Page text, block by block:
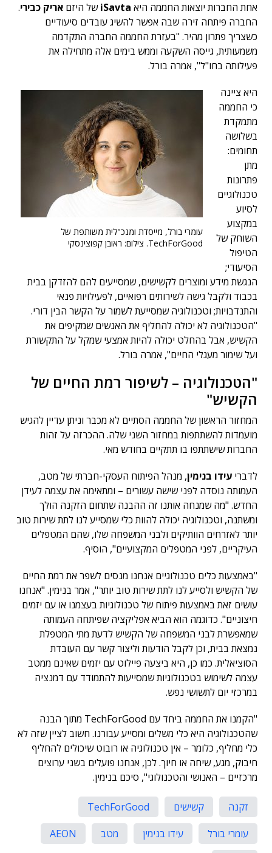
אחת החברות יוצאות החממה היא iSavtaשל היזם אריק כבירי.
החברה פיתחה זירה שבה אפשר להשיג עובדים סיעודיים
כשצריך פתרון מהיר. "בעזרת החממה החברה התקדמה
משמעותית, גייסה השקעה וממש בימים אלה מתחילה את
פעילותה בחו"ל", אמרה בורל.
עומרי בורל, מייסדת ומנכ"לית משותפת של
TechForGood. צילום: ראובן קפוצינסקי
היא ציינה
כי החממה
מתמקדת
בשלושה
תחומים:
מתן
פתרונות
טכנולוגיים
לסיוע
במקצוע
השוחק של
הטיפול
הסיעודי;
הנגשת מידע ומוצרים לקשישים, שמסייעים להם להזדקן בבית
בכבוד ולקבל גישה לשירותים רפואיים, לפעילויות פנאי
והתנדבויות; וטכנולוגיה שמסייעת לשמור על הקשר הבין דורי.
"הטכנולוגיה לא יכולה להחליף את האנשים שמקיפים את
הקשיש, אבל בהחלט יכולה להיות אמצעי שמקל על התקשורת
ועל שימור מעגלי החיים", אמרה בורל.
"הטכנולוגיה – לשיפור רמת החיים של
הקשיש"
המחזור הראשון של החממה הסתיים לא מכבר וניתן עדיין להגיש
מועמדות להשתתפות במחזור השני שלה. ההכרזה על זהות
החברות שישתתפו בו תתקיים בחודש מאי.
לדברי עידו בנימין, מנהל הפיתוח העסקי-חברתי של מטב,
העמותה נוסדה לפני שישה עשורים – ומתאימה את עצמה לעידן
החדש. "מה שמנחה אותנו זה ההבנה שתחום הזקנה הולך
ומשתנה, וטכנולוגיה יכולה להוות כלי שמסייע לנו לתת שירות טוב
יותר לאזרחים הוותיקים ולבני המשפחה שלו, שהם המטפלים
העיקריים, לפני המטפלים המקצועיים", הוסיף.
"באמצעות כלים טכנולוגיים אנחנו מנסים לשפר את רמת החיים
של הקשיש ולסייע לנו לתת שירות טוב יותר", אמר בנימין. "אנחנו
עושים זאת באמצעות פיתוח של טכנולוגיות בעצמנו או עם יזמים
חיצוניים". כדוגמה הוא הביא אפליקציה שפיתחה העמותה
שמאפשרת לבני המשפחה של הקשיש לדעת מתי המטפלת
נמצאת בבית, וכן לקבל הודעות וליצור קשר עם העובדת
הסוציאלית. כמו כן, היא ביצעה פיילוט עם יזמים שאינם ממטב
עצמה לשימוש בטכנולוגיות שמסייעות להתמודד עם דמנציה
במרכזי יום לתשושי נפש.
"הקמנו את החממה ביחד עם TechForGood מתוך הבנה
שהטכנולוגיה היא כלי משלים ומסייע עבורנו. חשוב לציין שזה לא
כלי מחליף, כלומר – אין טכנולוגיה או רובוט שיכולים להחליף
חיבוק, מגע, שיחה או חיוך. לכן, אנחנו פועלים בשני ערוצים
מרכזיים – האנושי והטכנולוגי", סיכם בנימין.
זקנה קשישים
TechForGood
עומרי בורל
עידו בנימין מטב
AEON